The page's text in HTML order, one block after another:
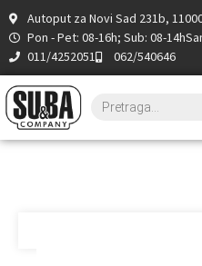
Autoput za Novi Sad 231b,
Pon - Pet: 08-16h; Sub: 08-14h
011/4252051
062/540646